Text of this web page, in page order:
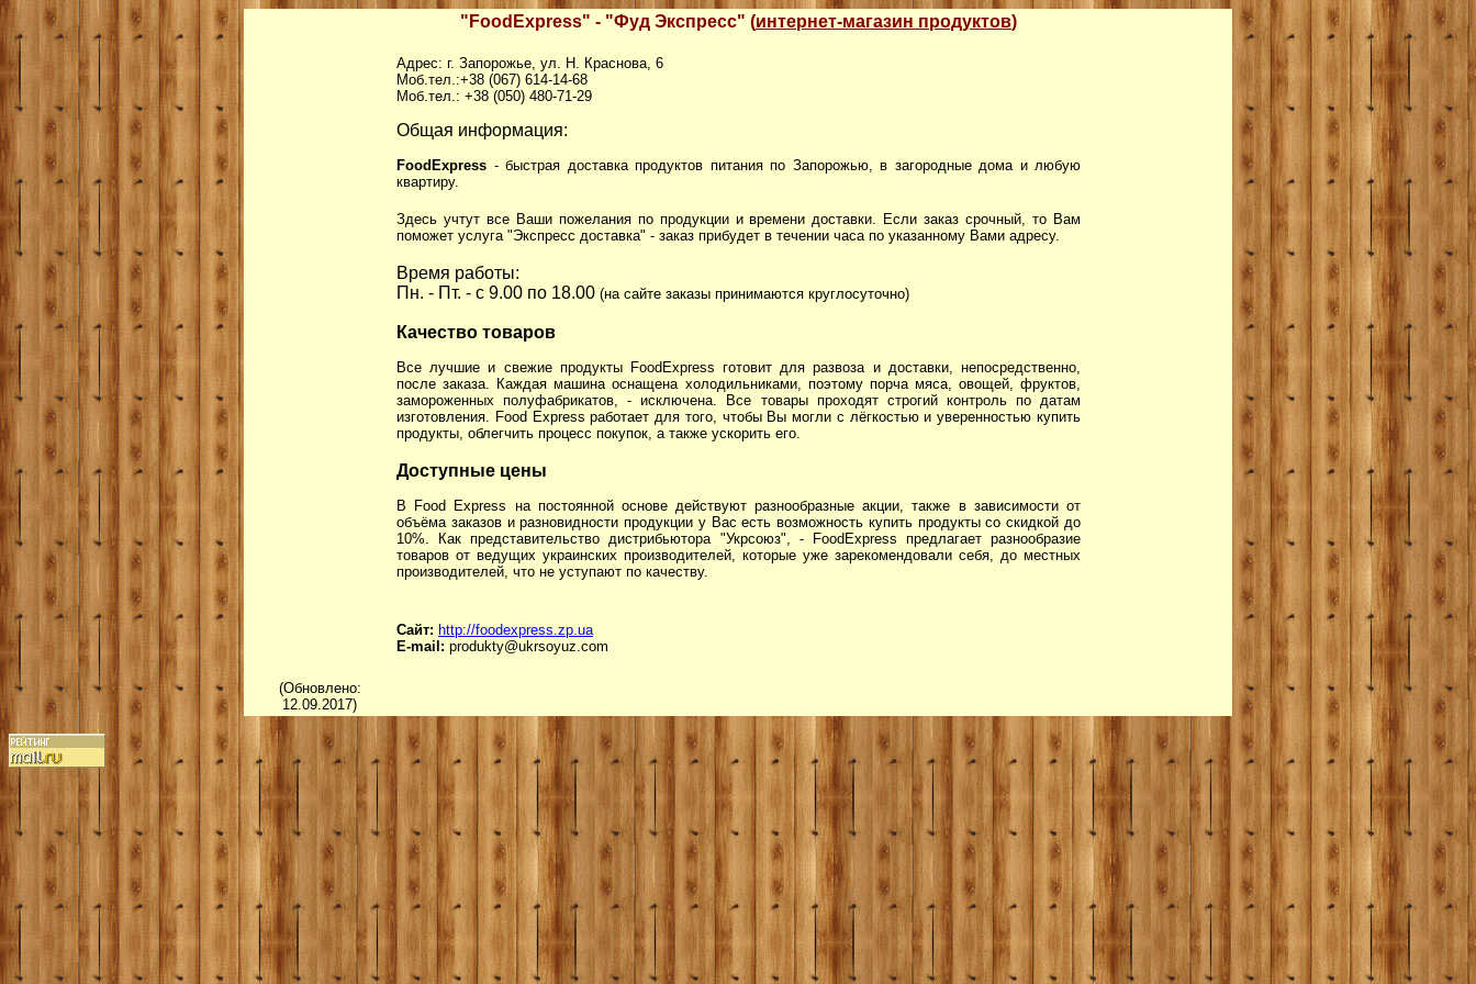
"FoodExpress" - "Фуд Экспресс" (интернет-магазин продуктов)
Адрес: г. Запорожье, ул. Н. Краснова, 6
Моб.тел.:+38 (067) 614-14-68
Моб.тел.: +38 (050) 480-71-29
Общая информация:
FoodExpress - быстрая доставка продуктов питания по Запорожью, в загородные дома и любую
квартиру.
Здесь учтут все Ваши пожелания по продукции и времени доставки. Если заказ срочный, то Вам
поможет услуга "Экспресс доставка" - заказ прибудет в течении часа по указанному Вами адресу.
Время работы:
Пн. - Пт. - с 9.00 по 18.00 (на сайте заказы принимаются круглосуточно)
Качество товаров
Все лучшие и свежие продукты FoodExpress готовит для развоза и доставки, непосредственно,
после заказа. Каждая машина оснащена холодильниками, поэтому порча мяса, овощей, фруктов,
замороженных полуфабрикатов, - исключена. Все товары проходят строгий контроль по датам
изготовления. Food Express работает для того, чтобы Вы могли с лёгкостью и уверенностью купить
продукты, облегчить процесс покупок, а также ускорить его.
Доступные цены
В Food Express на постоянной основе действуют разнообразные акции, также в зависимости от
объёма заказов и разновидности продукции у Вас есть возможность купить продукты со скидкой до
10%. Как представительство дистрибьютора "Укрсоюз", - FoodExpress предлагает разнообразие
товаров от ведущих украинских производителей, которые уже зарекомендовали себя, до местных
производителей, что не уступают по качеству.
Сайт: http://foodexpress.zp.ua
E-mail: produkty@ukrsoyuz.com
(Обновлено:
12.09.2017)